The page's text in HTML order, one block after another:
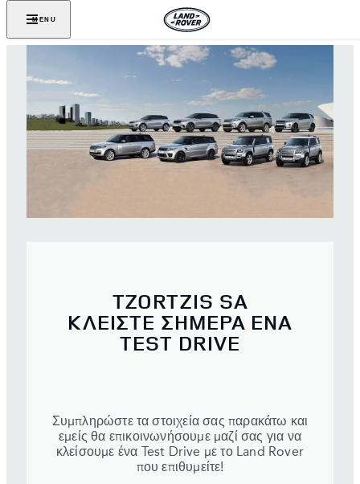
MENU
TZORTZIS SA
ΚΛΕΙΣΤΕ ΣΗΜΕΡΑ ΕΝΑ
TEST DRIVE
Συμπληρώστε τα στοιχεία σας παρακάτω και
εμείς θα επικοινωνήσουμε μαζί σας για να
κλείσουμε ένα Test Drive με το Land Rover
που επιθυμείτε!